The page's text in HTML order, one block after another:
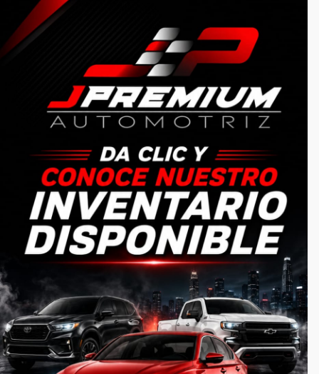
NOSOTROS
Somos una empresa totalmente responsable
6621940563
serviciosseminuevos@gmail.com
CATEGORIAS
Inicio